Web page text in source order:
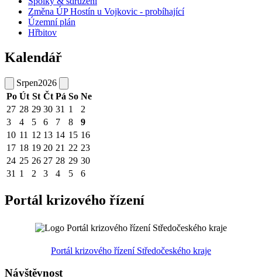
Změna ÚP Hostín u Vojkovic - probíhající
Územní plán
Hřbitov
Kalendář
Srpen2026
Po Út St Čt Pá So Ne
27 28 29 30 31 1
2
3
4 5 6 7 8
9
10 11 12 13 14 15 16
17 18 19 20 21 22 23
24 25 26 27 28 29 30
31 1 2 3 4 5 6
Portál krizového řízení
Portál krizového řízení Středočeského kraje
Návštěvnost